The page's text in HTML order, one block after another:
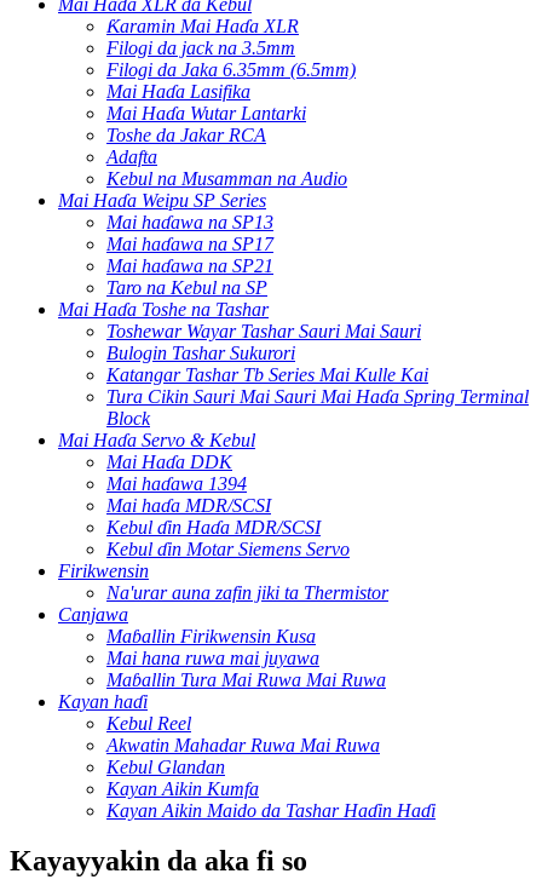
Ƙaramin Mai Haɗa XLR
Filogi da jack na 3.5mm
Filogi da Jaka 6.35mm (6.5mm)
Mai Haɗa Lasifika
Mai Haɗa Wutar Lantarki
Toshe da Jakar RCA
Adafta
Kebul na Musamman na Audio
Mai Haɗa Weipu SP Series
Mai haɗawa na SP13
Mai haɗawa na SP17
Mai haɗawa na SP21
Taro na Kebul na SP
Mai Haɗa Toshe na Tashar
Toshewar Wayar Tashar Sauri Mai Sauri
Bulogin Tashar Sukurori
Katangar Tashar Tb Series Mai Kulle Kai
Tura Cikin Sauri Mai Sauri Mai Haɗa Spring Terminal
Block
Mai Haɗa Servo & Kebul
Mai Haɗa DDK
Mai haɗawa 1394
Mai haɗa MDR/SCSI
Kebul ɗin Haɗa MDR/SCSI
Kebul ɗin Motar Siemens Servo
Firikwensin
Na'urar auna zafin jiki ta Thermistor
Canjawa
Maɓallin Firikwensin Kusa
Mai hana ruwa mai juyawa
Maɓallin Tura Mai Ruwa Mai Ruwa
Kayan haɗi
Kebul Reel
Akwatin Mahadar Ruwa Mai Ruwa
Kebul Glandan
Kayan Aikin Kumfa
Kayan Aikin Maido da Tashar Haɗin Haɗi
Kayayyakin da aka fi so